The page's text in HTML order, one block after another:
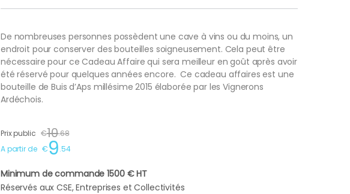
De nombreuses personnes possèdent une cave à vins ou du moins, un
endroit pour conserver des bouteilles soigneusement. Cela peut être
nécessaire pour ce Cadeau Affaire qui sera meilleur en goût après avoir
été réservé pour quelques années encore. Ce cadeau affaires est une
bouteille de Buis d’Aps millésime 2015 élaborée par les Vignerons
Ardéchois.
Prix public €10.68
A partir de €9.54
Minimum de commande 1500 € HT
Réservés aux CSE, Entreprises et Collectivités